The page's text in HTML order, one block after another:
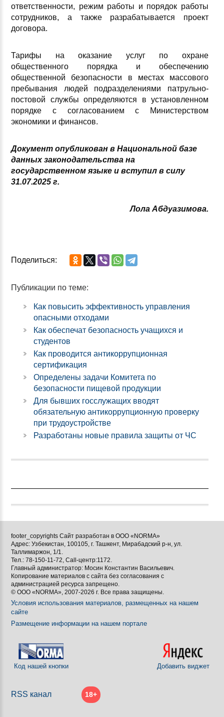
ответственности, режим работы и порядок работы
сотрудников, а также разрабатывается проект
договора.
Тарифы на оказание услуг по охране
общественного порядка и обеспечению
общественной безопасности в местах массового
пребывания людей подразделениями патрульно-
постовой службы определяются в установленном
порядке с согласованием с Министерством
экономики и финансов.
Документ опубликован в Национальной базе
данных законодательства на
государственном языке и вступил в силу
31.07.2025 г.
Лола Абдуазимова.
Поделиться:
Публикации по теме:
Как повысить эффективность управления
опасными отходами
Как обеспечат безопасность учащихся и
студентов
Как проводится антикоррупционная
сертификация
Определены задачи Комитета по
безопасности пищевой продукции
Для бывших госслужащих вводят
обязательную антикоррупционную проверку
при трудоустройстве
Разработаны новые правила защиты от ЧС
footer_copyrights Сайт разработан в ООО «NORMA»
Адрес: Узбекистан, 100105, г. Ташкент, Мирабадский р-н, ул.
Таллимаржон, 1/1.
Тел.: 78-150-11-72, Call-центр:1172.
Главный администратор: Мосин Константин Васильевич.
Копирование материалов с сайта без согласования с
администрацией ресурса запрещено.
© ООО «NORMA», 2007-2026 г. Все права защищены.
Условия использования материалов, размещенных на нашем
сайте
Размещение информации на нашем портале
Код нашей кнопки Добавить виджет
RSS канал 18+